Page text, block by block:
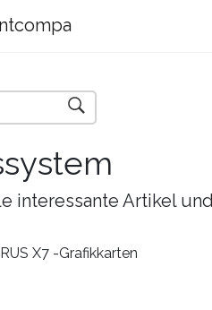
interessante Artikel
X7 -Grafikkarten